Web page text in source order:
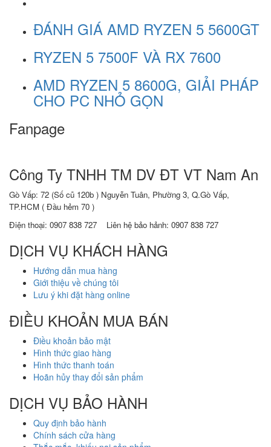
ĐÁNH GIÁ AMD RYZEN 5 5600GT
RYZEN 5 7500F VÀ RX 7600
AMD RYZEN 5 8600G, GIẢI PHÁP
CHO PC NHỎ GỌN
Fanpage
Công Ty TNHH TM DV ĐT VT Nam An
Gò Vấp: 72 (Số cũ 120b ) Nguyễn Tuân, Phường 3, Q.Gò Vấp,
TP.HCM ( Đầu hẻm 70 )
Điện thoại: 0907 838 727 Liên hệ bảo hảnh: 0907 838 727
DỊCH VỤ KHÁCH HÀNG
Hướng dẫn mua hàng
Giới thiệu về chúng tôi
Lưu ý khi đặt hàng online
ĐIỀU KHOẢN MUA BÁN
Điều khoản bảo mật
Hình thức giao hàng
Hình thức thanh toán
Hoãn hủy thay đổi sản phẩm
DỊCH VỤ BẢO HÀNH
Quy định bảo hành
Chính sách cửa hàng